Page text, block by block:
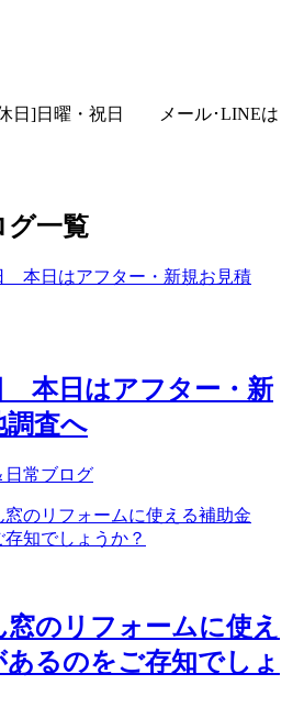
日]日曜・祝日
メール･LINEは
グ一覧
本日はアフター・新
調査へ
常ブログ
のリフォームに使え
るのをご存知でしょ